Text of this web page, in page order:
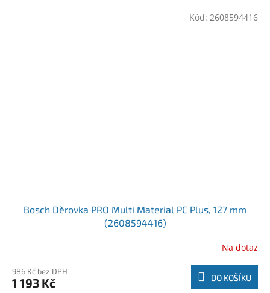
Bosch Děrovka PRO Multi Material PC Plus, 127 mm
(2608594416)
Na dotaz
986 Kč bez DPH
1 193 Kč DO KOŠÍKU
Kód: 2608594416